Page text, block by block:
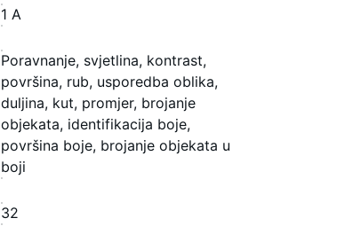
1 A
Poravnanje, svjetlina, kontrast,
površina, rub, usporedba oblika,
duljina, kut, promjer, brojanje
objekata, identifikacija boje,
površina boje, brojanje objekata u
boji
32